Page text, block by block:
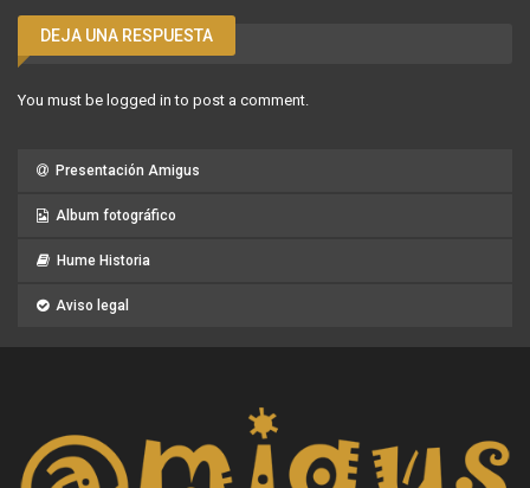
DEJA UNA RESPUESTA
You must be logged in to post a comment.
Presentación Amigus
Album fotográfico
Hume Historia
Aviso legal